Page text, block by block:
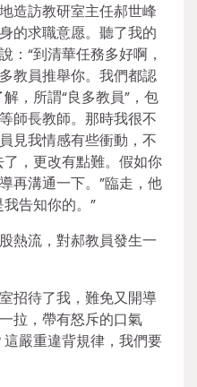
造訪教研室主任郝世峰
的求職意愿。聽了我的
：“到清華任務多好啊，
教員推舉你。我們都認
，所謂“良多教員”，包
師長教師。那時我很不
見我情感有些衝動，不
，更改有點難。假如你
再溝通一下。”臨走，他
告知你的。”
熱流，對郝教員發生一
招待了我，難免又開導
拉，帶有怒斥的口氣
嚴重違背規律，我們要